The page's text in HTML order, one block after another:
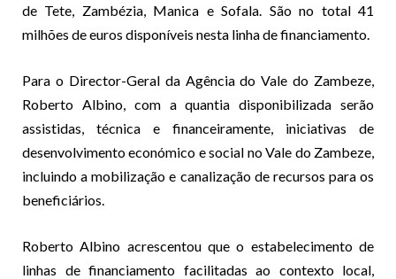
de Tete, Zambézia, Manica e Sofala. São no total 41
milhões de euros disponíveis nesta linha de financiamento.
Para o Director-Geral da Agência do Vale do Zambeze,
Roberto Albino, com a quantia disponibilizada serão
assistidas, técnica e financeiramente, iniciativas de
desenvolvimento económico e social no Vale do Zambeze,
incluindo a mobilização e canalização de recursos para os
beneficiários.
Roberto Albino acrescentou que o estabelecimento de
linhas de financiamento facilitadas ao contexto local,